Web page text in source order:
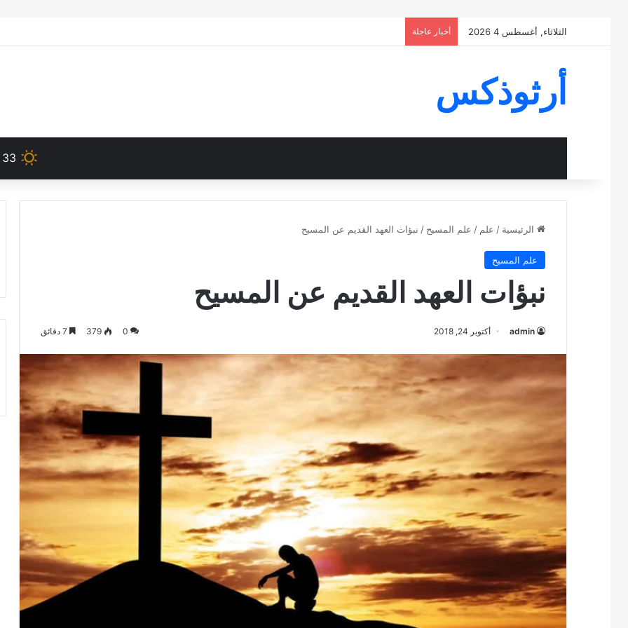
الثلاثاء, أغسطس 4 2026 أخبار عاجلة
أرثوذكس
33
الرئيسية / علم / علم المسيح / نبؤات العهد القديم عن المسيح
علم المسيح
نبؤات العهد القديم عن المسيح
admin أكتوبر 24, 2018 0
379